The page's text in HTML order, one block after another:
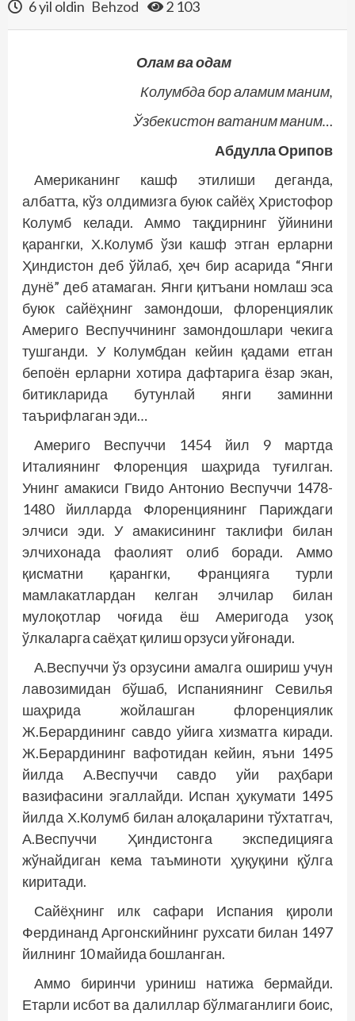
6 yil oldin Behzod 2 103
Олам ва одам
Колумбда бор аламим маним,
Ўзбекистон ватаним маним…
Абдулла Орипов
Американинг кашф этилиши деганда,
албатта, кўз олдимизга буюк сайёҳ Христофор
Колумб келади. Аммо тақдирнинг ўйинини
қарангки, Х.Колумб ўзи кашф этган ерларни
Ҳиндистон деб ўйлаб, ҳеч бир асарида “Янги
дунё” деб атамаган. Янги қитъани номлаш эса
буюк сайёҳнинг замондоши, флоренциялик
Америго Веспуччининг замондошлари чекига
тушганди. У Колумбдан кейин қадами етган
бепоён ерларни хотира дафтарига ёзар экан,
битикларида бутунлай янги заминни
таърифлаган эди…
Америго Веспуччи 1454 йил 9 март­да
Италиянинг Флоренция шаҳрида туғилган.
Унинг амакиси Гвидо Антонио Веспуччи 1478-
1480 йилларда Флоренциянинг Париждаги
элчиси эди. У амакисининг таклифи билан
элчихонада фаолият олиб боради. Аммо
қисматни қарангки, Францияга турли
мамлакатлардан келган элчилар билан
мулоқотлар чоғида ёш Америгода узоқ
ўлкаларга саёҳат қилиш орзуси уйғонади.
А.Веспуччи ўз орзусини амалга ошириш учун
лавозимидан бўшаб, Испаниянинг Севилья
шаҳрида жойлашган флоренциялик
Ж.Берардининг савдо уйига хизматга киради.
Ж.Берардининг вафотидан кейин, яъни 1495
йилда А.Веспуччи савдо уйи раҳбари
вазифасини эгаллайди. Испан ҳукумати 1495
йилда Х.Колумб билан алоқаларини тўхтатгач,
А.Веспуччи Ҳиндистонга экспедицияга
жўнайдиган кема таъминоти ҳуқуқини қўлга
киритади.
Сайёҳнинг илк сафари Испания қироли
Фердинанд Аргонскийнинг рухсати билан 1497
йилнинг 10 ма­йида бошланган.
Аммо биринчи уриниш натижа бермайди.
Етарли исбот ва далиллар бўлмаганлиги боис,